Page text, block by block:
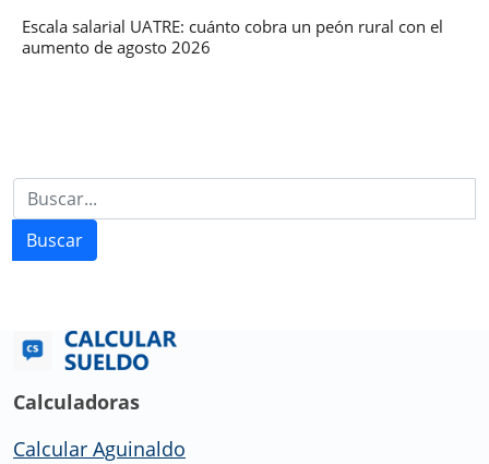
Escala salarial UATRE: cuánto cobra un peón rural con el
aumento de agosto 2026
Buscar
Calculadoras
Calcular Aguinaldo